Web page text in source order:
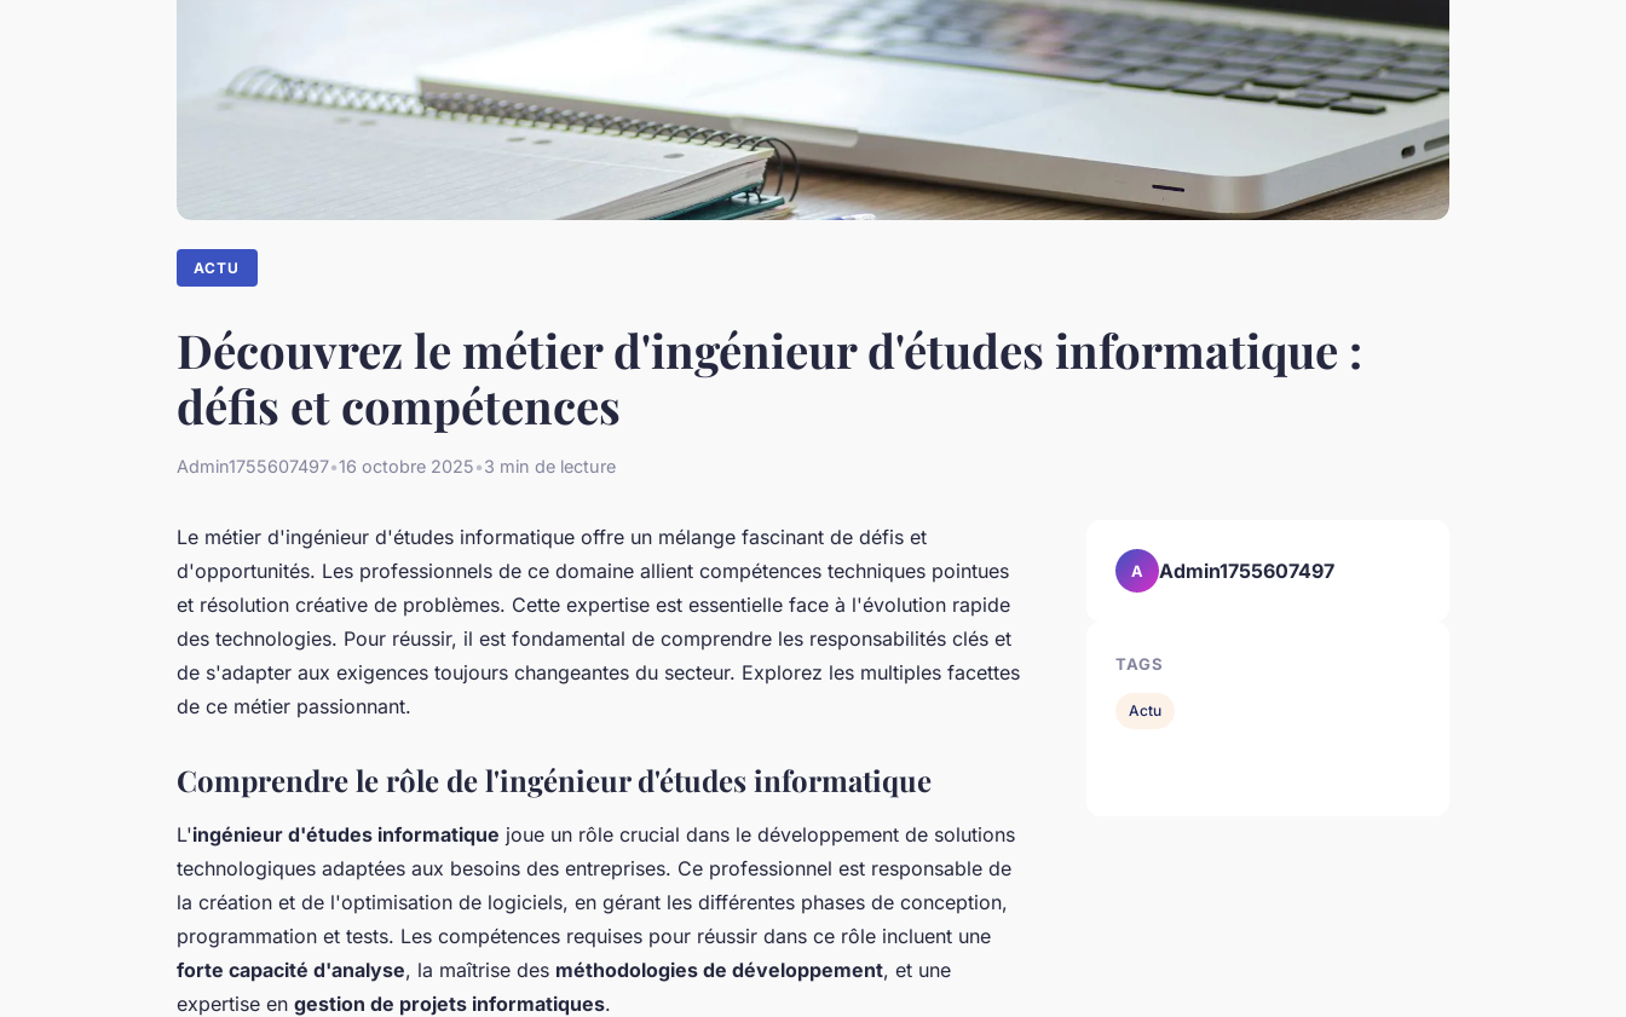
ACTU
Découvrez le métier d'ingénieur d'études informatique :
défis et compétences
Admin1755607497•16 octobre 2025•3 min de lecture
Le métier d'ingénieur d'études informatique offre un mélange fascinant de défis et
d'opportunités. Les professionnels de ce domaine allient compétences techniques pointues
et résolution créative de problèmes. Cette expertise est essentielle face à l'évolution rapide
des technologies. Pour réussir, il est fondamental de comprendre les responsabilités clés et
de s'adapter aux exigences toujours changeantes du secteur. Explorez les multiples facettes
de ce métier passionnant.
Comprendre le rôle de l'ingénieur d'études informatique
L'ingénieur d'études informatique joue un rôle crucial dans le développement de solutions
technologiques adaptées aux besoins des entreprises. Ce professionnel est responsable de
la création et de l'optimisation de logiciels, en gérant les différentes phases de conception,
programmation et tests. Les compétences requises pour réussir dans ce rôle incluent une
forte capacité d'analyse, la maîtrise des méthodologies de développement, et une
expertise en gestion de projets informatiques.
A Admin1755607497
TAGS
Actu